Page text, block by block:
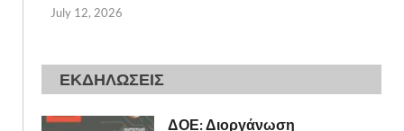
July 12, 2026
ΕΚΔΗΛΩΣΕΙΣ
ΔΟΕ: Διοργάνωση